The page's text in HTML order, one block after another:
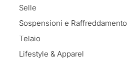
Selle
Sospensioni e Raffreddamento
Telaio
Lifestyle & Apparel